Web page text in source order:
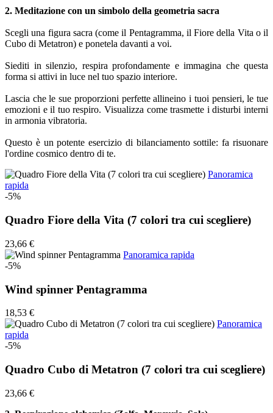
2. Meditazione con un simbolo della geometria sacra
Scegli una figura sacra (come il Pentagramma, il Fiore della Vita o il
Cubo di Metatron) e ponetela davanti a voi.
Siediti in silenzio, respira profondamente e immagina che questa
forma si attivi in luce nel tuo spazio interiore.
Lascia che le sue proporzioni perfette allineino i tuoi pensieri, le tue
emozioni e il tuo respiro. Visualizza come trasmette i disturbi interni
in armonia vibratoria.
Questo è un potente esercizio di bilanciamento sottile: fa risuonare
l'ordine cosmico dentro di te.
Panoramica
rapida
-5%
Quadro Fiore della Vita (7 colori tra cui scegliere)
23,66 €
Panoramica rapida
-5%
Wind spinner Pentagramma
18,53 €
Panoramica
rapida
-5%
Quadro Cubo di Metatron (7 colori tra cui scegliere)
23,66 €